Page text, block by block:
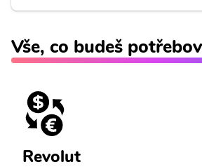
Vše, co budeš
Revolut